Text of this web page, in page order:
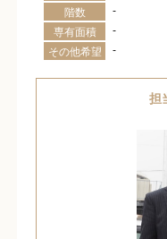
階数
-
専有面積
-
その他希望
-
担